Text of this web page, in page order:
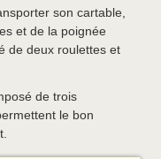
son cartable,
et de la poignée
de deux roulettes et
de trois
le bon